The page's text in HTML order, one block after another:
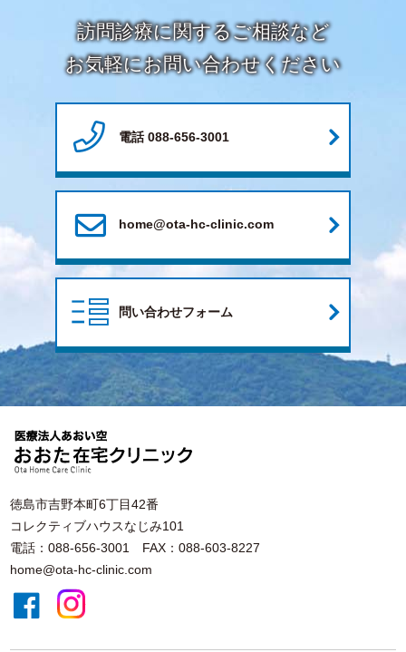
訪問診療に関するご相談など
お気軽にお問い合わせください
電話 088-656-3001
home@ota-hc-clinic.com
問い合わせフォーム
徳島市吉野本町6丁目42番
コレクティブハウスなじみ101
電話：088-656-3001 FAX：088-603-8227
home@ota-hc-clinic.com